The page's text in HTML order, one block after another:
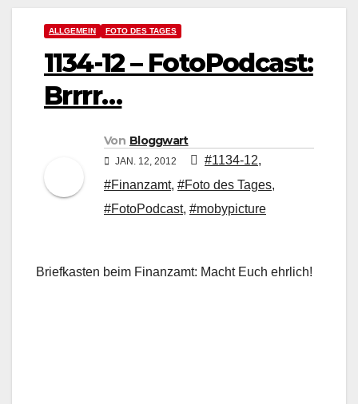
ALLGEMEIN FOTO DES TAGES
1134-12 – FotoPodcast:
Brrrr…
Von Bloggwart
JAN. 12, 2012 #1134-12,
#Finanzamt, #Foto des Tages,
#FotoPodcast, #mobypicture
Briefkasten beim Finanzamt: Macht Euch ehrlich!